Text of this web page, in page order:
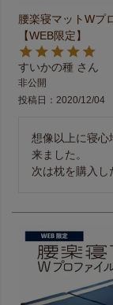
腰楽寝マットWプ
【WEB限定】
すいかの種
非公開
投稿日
2020/12/04
想像以上に寝心
来ました。